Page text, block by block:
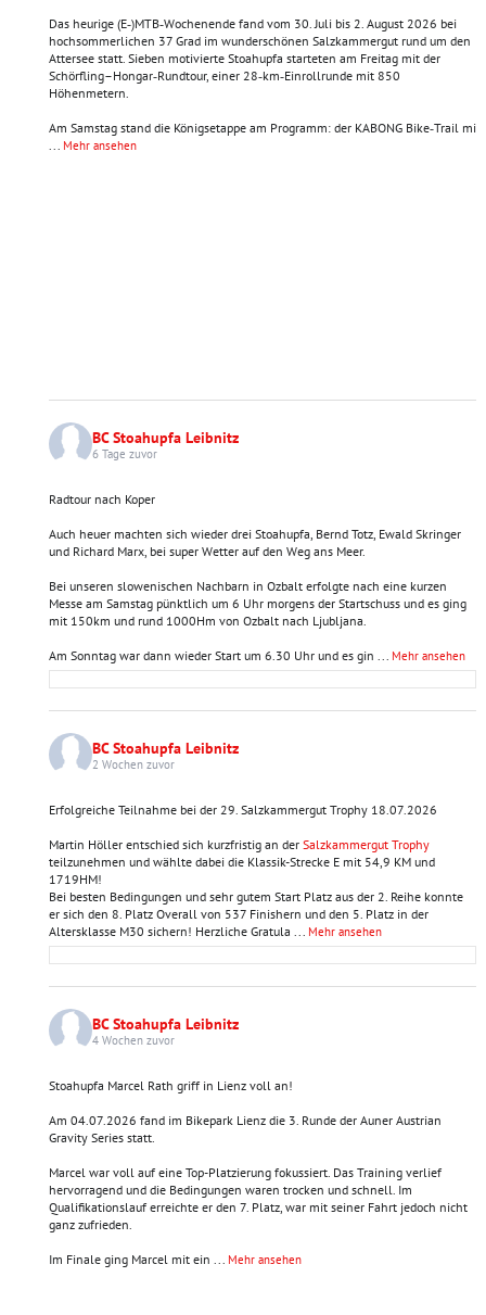
Das heurige (E‑)MTB‑Wochenende fand vom 30. Juli bis 2. August 2026 bei
hochsommerlichen 37 Grad im wunderschönen Salzkammergut rund um den
Attersee statt. Sieben motivierte Stoahupfa starteten am Freitag mit der
Schörfling–Hongar‑Rundtour, einer 28‑km‑Einrollrunde mit 850
Höhenmetern.
Am Samstag stand die Königsetappe am Programm: der KABONG Bike‑Trail mi
Mehr ansehen
BC Stoahupfa Leibnitz
6 Tage zuvor
Radtour nach Koper
Auch heuer machten sich wieder drei Stoahupfa, Bernd Totz, Ewald Skringer
und Richard Marx, bei super Wetter auf den Weg ans Meer.
Bei unseren slowenischen Nachbarn in Ozbalt erfolgte nach eine kurzen
Messe am Samstag pünktlich um 6 Uhr morgens der Startschuss und es ging
mit 150km und rund 1000Hm von Ozbalt nach Ljubljana.
Am Sonntag war dann wieder Start um 6.30 Uhr und es gin Mehr ansehen
BC Stoahupfa Leibnitz
2 Wochen zuvor
Erfolgreiche Teilnahme bei der 29. Salzkammergut Trophy 18.07.2026
Martin Höller entschied sich kurzfristig an der Salzkammergut Trophy
teilzunehmen und wählte dabei die Klassik-Strecke E mit 54,9 KM und
1719HM!
Bei besten Bedingungen und sehr gutem Start Platz aus der 2. Reihe konnte
er sich den 8. Platz Overall von 537 Finishern und den 5. Platz in der
Altersklasse M30 sichern! Herzliche Gratula
Mehr ansehen
BC Stoahupfa Leibnitz
4 Wochen zuvor
Stoahupfa Marcel Rath griff in Lienz voll an!
Am 04.07.2026 fand im Bikepark Lienz die 3. Runde der Auner Austrian
Gravity Series statt.
Marcel war voll auf eine Top-Platzierung fokussiert. Das Training verlief
hervorragend und die Bedingungen waren trocken und schnell. Im
Qualifikationslauf erreichte er den 7. Platz, war mit seiner Fahrt jedoch nicht
ganz zufrieden.
Im Finale ging Marcel mit ein Mehr ansehen